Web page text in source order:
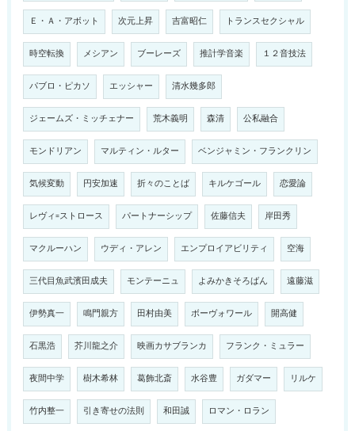
Ｅ・Ａ・アボット 次元上昇 吉富昭仁 トランスセクシャル
時空転換 メシアン ブーレーズ 推計学音楽 １２音技法
パブロ・ピカソ エッシャー 清水幾多郎
ジェームズ・ミッチェナー 荒木義明 森清 公私融合
モンドリアン マルティン・ルター ベンジャミン・フランクリン
気候変動 円安加速 折々のことば キルケゴール 恋愛論
レヴィ=ストロース パートナーシップ 佐藤信夫 岸田秀
マクルーハン ウディ・アレン エンプロイアビリティ 空海
三代目魚武濱田成夫 モンテーニュ よみかきそろばん 遠藤滋
伊勢真一 鳴門親方 田村由美 ボーヴォワール 開高健
石黒浩 芥川龍之介 映画カサブランカ フランク・ミュラー
夜間中学 樹木希林 葛飾北斎 水谷豊 ガダマー リルケ
竹内整一 引き寄せの法則 和田誠 ロマン・ロラン